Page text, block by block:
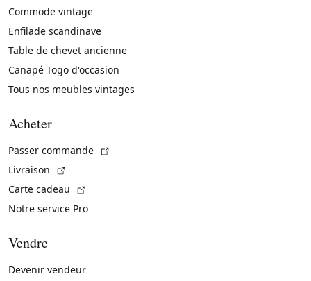
Commode vintage
Enfilade scandinave
Table de chevet ancienne
Canapé Togo d'occasion
Tous nos meubles vintages
Acheter
Passer commande
Livraison
Carte cadeau
Notre service Pro
Vendre
Devenir vendeur